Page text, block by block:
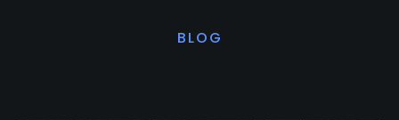
BLOG